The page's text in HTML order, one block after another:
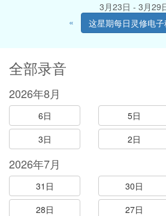
3月23日 - 3月29
«
这星期每日灵修电
全部录音
2026年8月
6日 5日
3日
2日
2026年7月
31日 30日
28日
27日